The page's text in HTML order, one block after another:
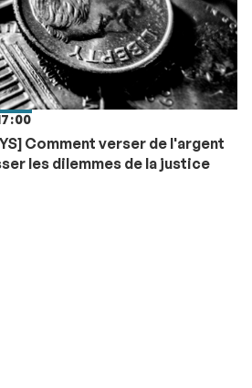
Comment verser de l'argent
les dilemmes de la justice